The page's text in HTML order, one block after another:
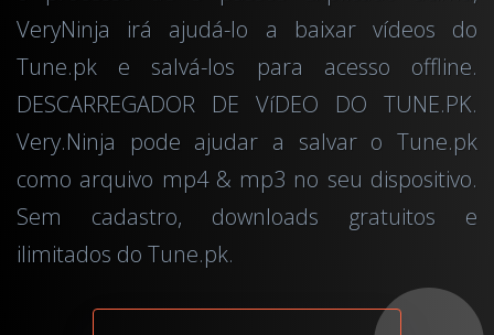
VeryNinja irá ajudá-lo a baixar vídeos do
Tune.pk e salvá-los para acesso offline.
DESCARREGADOR DE VíDEO DO TUNE.PK.
Very.Ninja pode ajudar a salvar o Tune.pk
como arquivo mp4 & mp3 no seu dispositivo.
Sem cadastro, downloads gratuitos e
ilimitados do Tune.pk.